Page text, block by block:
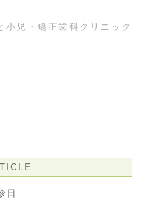
小児・矯正歯科クリニック
日